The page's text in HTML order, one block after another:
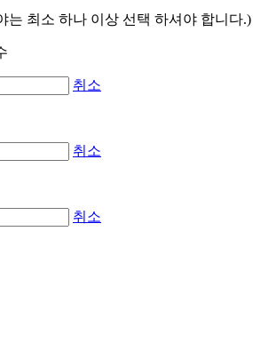
는 최소 하나 이상 선택 하셔야 합니다.)
취소
취소
취소